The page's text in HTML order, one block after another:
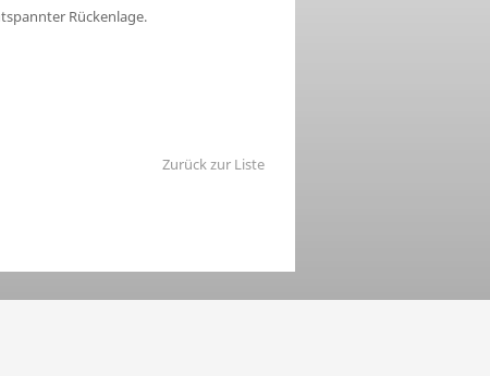
Rückenlage.
Zurück zur Liste